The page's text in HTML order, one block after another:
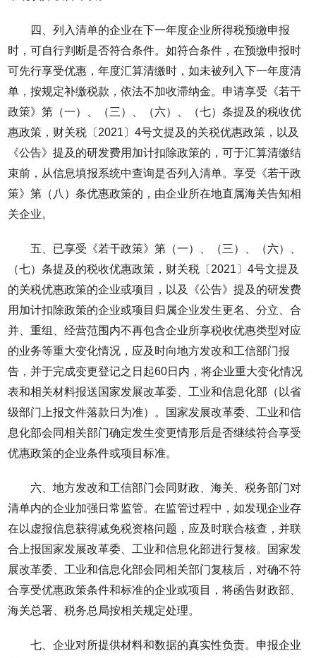
四、列入清单的企业在下一年度企业所得税预缴申报
时，可自行判断是否符合条件。如符合条件，在预缴申报时
可先行享受优惠，年度汇算清缴时，如未被列入下一年度清
单，按规定补缴税款，依法不加收滞纳金。申请享受《若干
政策》第（一）、（三）、（六）、（七）条提及的税收优
惠政策，财关税〔2021〕4号文提及的关税优惠政策，以及
《公告》提及的研发费用加计扣除政策的，可于汇算清缴结
束前，从信息填报系统中查询是否列入清单。享受《若干政
策》第（八）条优惠政策的，由企业所在地直属海关告知相
关企业。
五、已享受《若干政策》第（一）、（三）、（六）、
（七）条提及的税收优惠政策，财关税〔2021〕4号文提及
的关税优惠政策的企业或项目，以及《公告》提及的研发费
用加计扣除政策的企业或项目归属企业发生更名、分立、合
并、重组、经营范围内不再包含企业所享税收优惠类型对应
的业务等重大变化情况，应及时向地方发改和工信部门报
告，并于完成变更登记之日起60日内，将企业重大变化情况
表和相关材料报送国家发展改革委、工业和信息化部（以省
级部门上报文件落款日为准）。国家发展改革委、工业和信
息化部会同相关部门确定发生变更情形后是否继续符合享受
优惠政策的企业条件或项目标准。
六、地方发改和工信部门会同财政、海关、税务部门对
清单内的企业加强日常监管。在监管过程中，如发现企业存
在以虚报信息获得减免税资格问题，应及时联合核查，并联
合上报国家发展改革委、工业和信息化部进行复核。国家发
展改革委、工业和信息化部会同相关部门复核后，对确不符
合享受优惠政策条件和标准的企业或项目，将函告财政部、
海关总署、税务总局按相关规定处理。
七、企业对所提供材料和数据的真实性负责。申报企业